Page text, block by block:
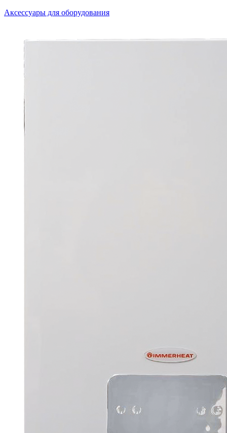
Аксессуары для оборудования